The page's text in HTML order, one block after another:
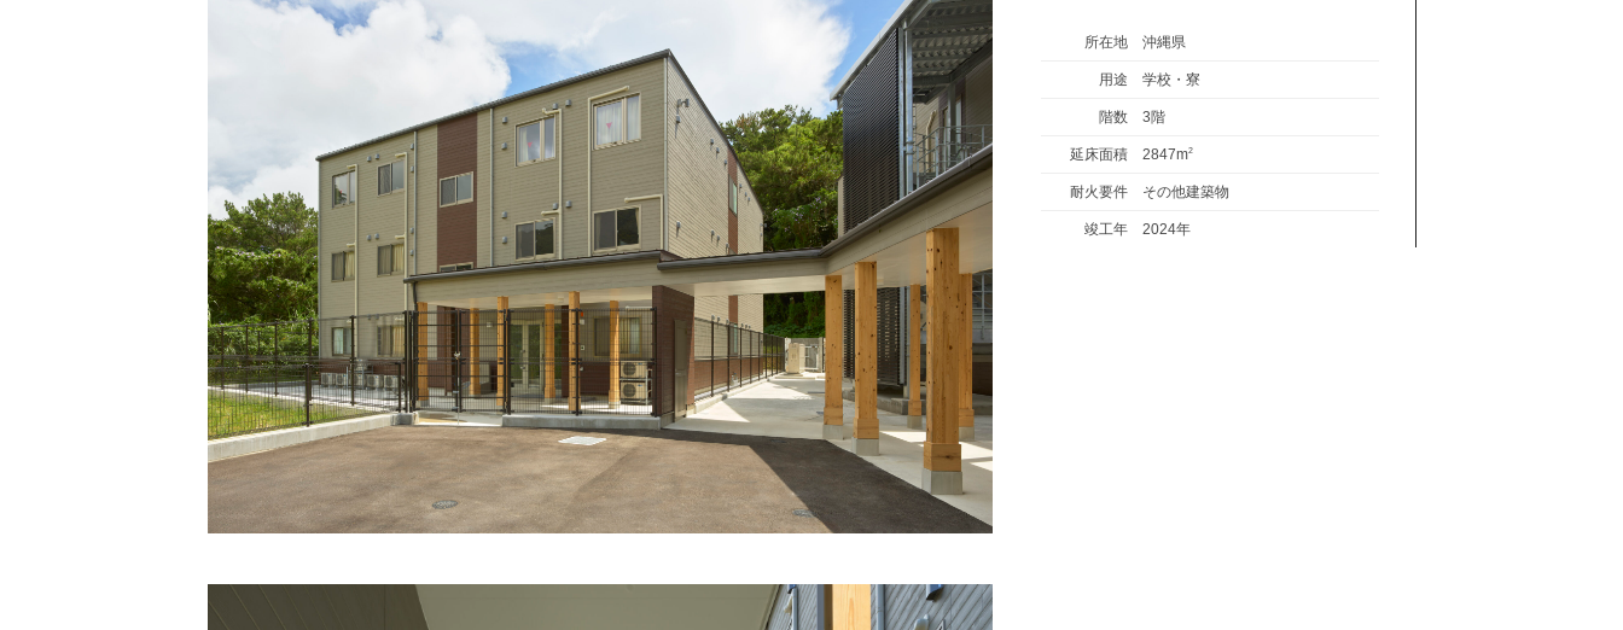
所在地 沖縄県
用途 学校・寮
階数 3階
延床面積 2847m2
耐火要件 その他建築物
竣工年 2024年